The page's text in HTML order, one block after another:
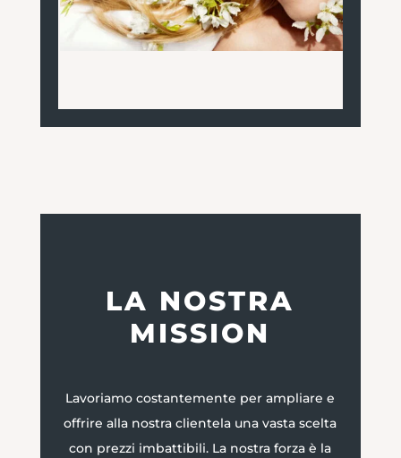
LA NOSTRA
MISSION
Lavoriamo costantemente per ampliare e
offrire alla nostra clientela una vasta scelta
con prezzi imbattibili. La nostra forza è la